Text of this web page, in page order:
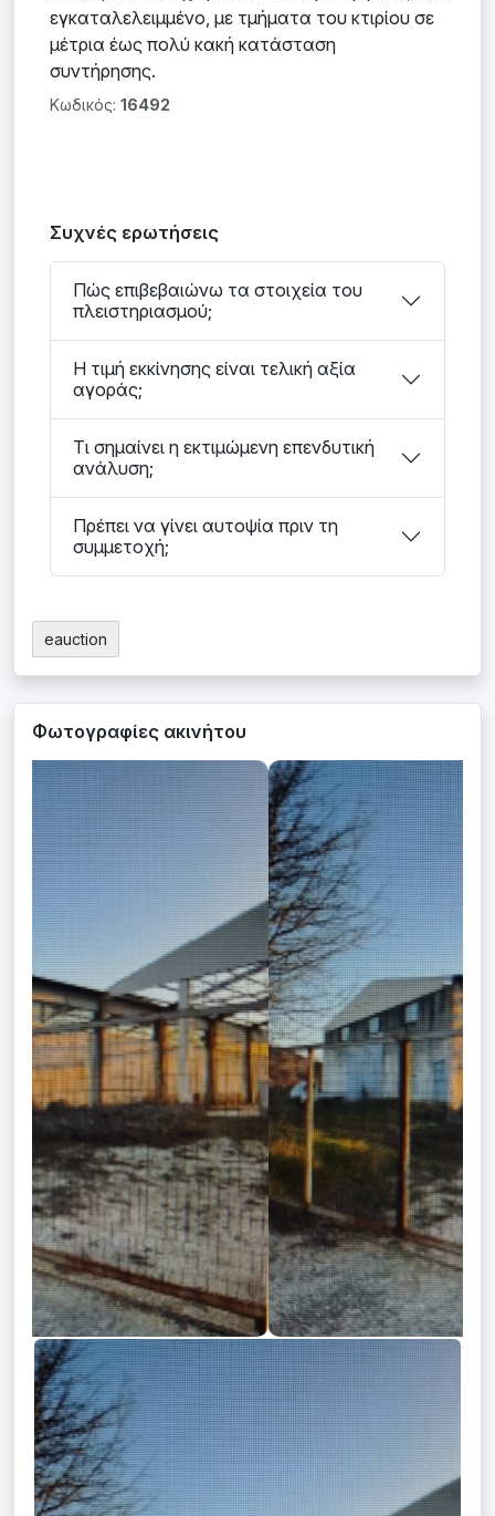
εγκαταλελειμμένο, με τμήματα του κτιρίου σε
μέτρια έως πολύ κακή κατάσταση
συντήρησης.
Κωδικός: 16492
Συχνές ερωτήσεις
Πώς επιβεβαιώνω τα στοιχεία του
πλειστηριασμού;
Η τιμή εκκίνησης είναι τελική αξία
αγοράς;
Τι σημαίνει η εκτιμώμενη επενδυτική
ανάλυση;
Πρέπει να γίνει αυτοψία πριν τη
συμμετοχή;
eauction
Φωτογραφίες ακινήτου